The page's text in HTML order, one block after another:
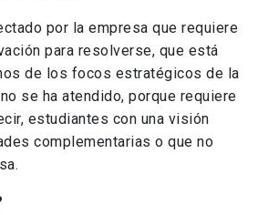
por la empresa que requiere
para resolverse, que está
de los focos estratégicos de la
se ha atendido, porque requiere
estudiantes con una visión
complementarias o que no